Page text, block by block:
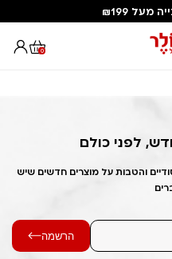
₪199
0 Out of Stock Alert
לפני כולם
והטבות על מוצרים חדשים שיש
הרשמה